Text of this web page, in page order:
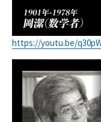
https://youtu.be/